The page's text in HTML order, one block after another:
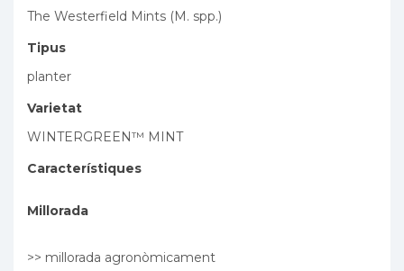
The Westerfield Mints (M. spp.)
Tipus
planter
Varietat
WINTERGREEN™ MINT
Característiques
Millorada
>> millorada agronòmicament